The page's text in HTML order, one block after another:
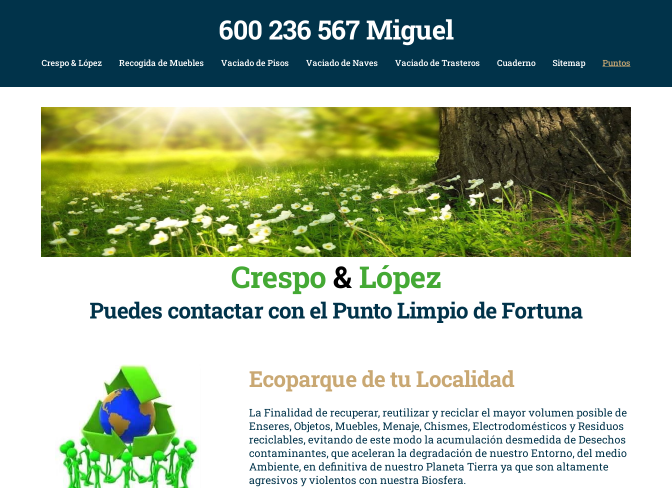
600 236 567 Miguel
Crespo & López Recogida de Muebles Vaciado de Pisos Vaciado de Naves Vaciado de Trasteros Cuaderno Sitemap Puntos
Crespo & López
Puedes contactar con el Punto Limpio de Fortuna
Ecoparque de tu Localidad
La Finalidad de recuperar, reutilizar y reciclar el mayor volumen posible de
Enseres, Objetos, Muebles, Menaje, Chismes, Electrodomésticos y Residuos
reciclables, evitando de este modo la acumulación desmedida de Desechos
contaminantes, que aceleran la degradación de nuestro Entorno, del medio
Ambiente, en definitiva de nuestro Planeta Tierra ya que son altamente
agresivos y violentos con nuestra Biosfera.